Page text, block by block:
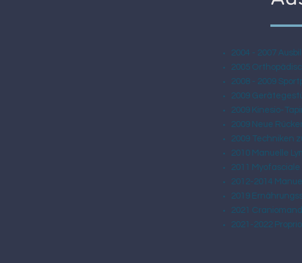
2004 - 2007
2005
2008 - 2009
2009
2009 Kinesio-
2009 Neue
2009 Techniken
2010 Manuelle
2011
2012-2014
2019
2021
2021-2022